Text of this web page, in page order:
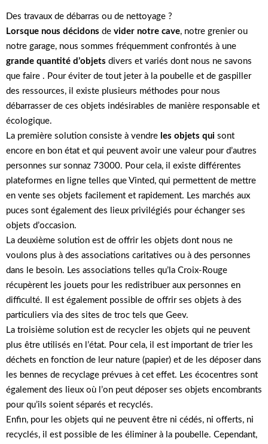
Des travaux de débarras ou de nettoyage ?
Lorsque nous décidons de vider notre cave, notre grenier ou
notre garage, nous sommes fréquemment confrontés à une
grande quantité d’objets divers et variés dont nous ne savons
que faire . Pour éviter de tout jeter à la poubelle et de gaspiller
des ressources, il existe plusieurs méthodes pour nous
débarrasser de ces objets indésirables de manière responsable et
écologique.
La première solution consiste à vendre les objets qui sont
encore en bon état et qui peuvent avoir une valeur pour d’autres
personnes sur sonnaz 73000. Pour cela, il existe différentes
plateformes en ligne telles que Vinted, qui permettent de mettre
en vente ses objets facilement et rapidement. Les marchés aux
puces sont également des lieux privilégiés pour échanger ses
objets d’occasion.
La deuxième solution est de offrir les objets dont nous ne
voulons plus à des associations caritatives ou à des personnes
dans le besoin. Les associations telles qu’la Croix-Rouge
récupèrent les jouets pour les redistribuer aux personnes en
difficulté. Il est également possible de offrir ses objets à des
particuliers via des sites de troc tels que Geev.
La troisième solution est de recycler les objets qui ne peuvent
plus être utilisés en l’état. Pour cela, il est important de trier les
déchets en fonction de leur nature (papier) et de les déposer dans
les bennes de recyclage prévues à cet effet. Les écocentres sont
également des lieux où l’on peut déposer ses objets encombrants
pour qu’ils soient séparés et recyclés.
Enfin, pour les objets qui ne peuvent être ni cédés, ni offerts, ni
recyclés, il est possible de les éliminer à la poubelle. Cependant,